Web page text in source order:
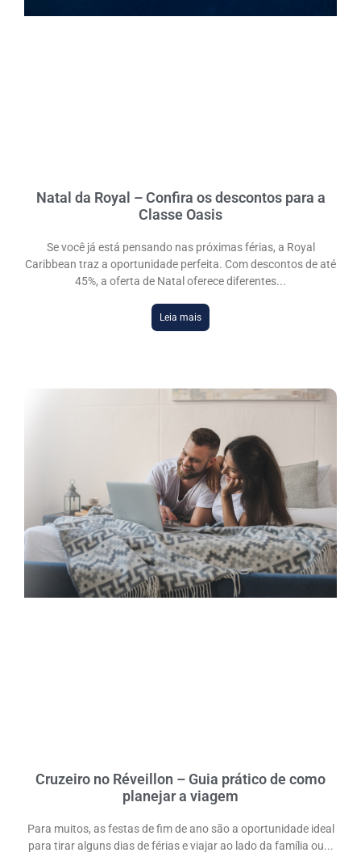
Natal da Royal – Confira os descontos para a
Classe Oasis
Se você já está pensando nas próximas férias, a Royal
Caribbean traz a oportunidade perfeita. Com descontos de até
45%, a oferta de Natal oferece diferentes
Leia mais
Cruzeiro no Réveillon – Guia prático de como
planejar a viagem
Para muitos, as festas de fim de ano são a oportunidade ideal
para tirar alguns dias de férias e viajar ao lado da família ou